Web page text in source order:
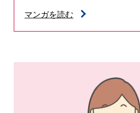
マンガを読む